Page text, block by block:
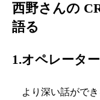
西野さんの
語る
1.オペレータ
より深い話ができ